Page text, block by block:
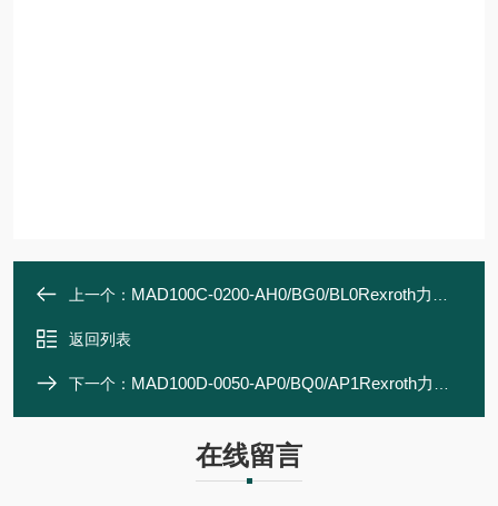
上一个： MAD100C-0200-AH0/BG0/BL0Rexroth力士乐 伺服电机 MAD强制通风
返回列表
下一个： MAD100D-0050-AP0/BQ0/AP1Rexroth力士乐 伺服电机 MAD强制通风
在线留言